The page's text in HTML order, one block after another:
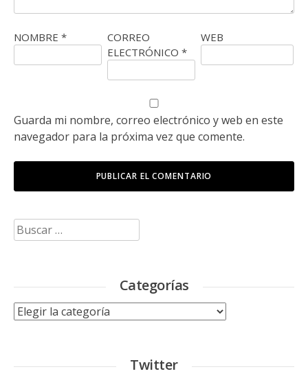
NOMBRE *
CORREO
ELECTRÓNICO *
WEB
Guarda mi nombre, correo electrónico y web en este
navegador para la próxima vez que comente.
Buscar:
Categorías
Categorías
Twitter